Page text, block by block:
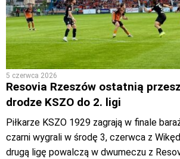
5 czerwca 2026
Resovia Rzeszów ostatnią
drodze KSZO do 2. ligi
Piłkarze KSZO 1929 zagrają w finale
czarni wygrali w środę 3, czerwca z
drugą ligę powalczą w dwumeczu z